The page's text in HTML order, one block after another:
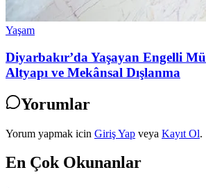
Yaşam
Diyarbakır’da Yaşayan Engelli
Altyapı ve Mekânsal Dışlanma
Yorumlar
Yorum yapmak icin Giriş Yap veya Kayıt Ol.
En Çok Okunanlar